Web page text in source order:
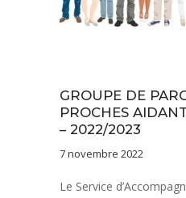
GROUPE DE
PROCHES
– 2022/2023
7 novembre 2022
Le Service